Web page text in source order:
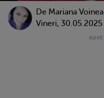
De Mariana Voinea
Vineri, 30.05.2025